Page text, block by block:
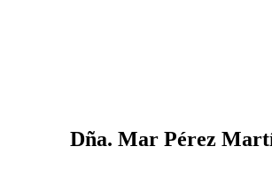
Dña. Mar Pérez